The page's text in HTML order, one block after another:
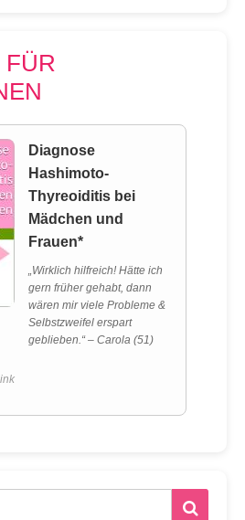
FÜR
Diagnose
Hashimoto-
Thyreoiditis bei
Mädchen und
Frauen*
„Wirklich hilfreich! Hätte ich
gern früher gehabt, dann
wären mir viele Probleme &
Selbstzweifel erspart
geblieben.“ – Carola (51)